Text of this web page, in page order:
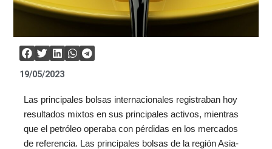
19/05/2023
Las principales bolsas internacionales registraban hoy
resultados mixtos en sus principales activos, mientras
que el petróleo operaba con pérdidas en los mercados
de referencia. Las principales bolsas de la región Asia-